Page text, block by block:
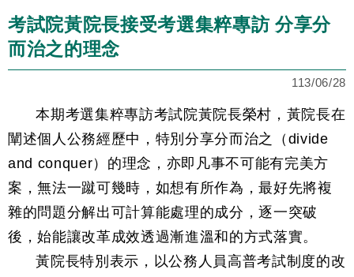
考試院黃院長接受考選集粹專訪 分享分
而治之的理念
113/06/28
本期考選集粹專訪考試院黃院長榮村，黃院長在
闡述個人公務經歷中，特別分享分而治之（divide
and conquer）的理念，亦即凡事不可能有完美方
案，無法一蹴可幾時，如想有所作為，最好先將複
雜的問題分解出可計算能處理的成分，逐一突破
後，始能讓改革成效透過漸進溫和的方式落實。
黃院長特別表示，以公務人員高普考試制度的改